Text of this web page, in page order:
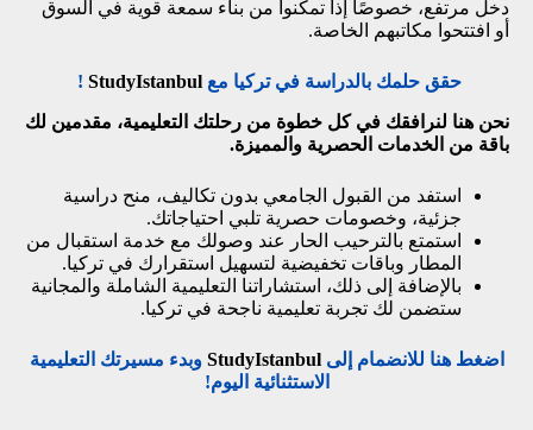
دخل مرتفع، خصوصًا إذا تمكنوا من بناء سمعة قوية في السوق
أو افتتحوا مكاتبهم الخاصة.
حقق حلمك بالدراسة في تركيا معStudyIstanbul
!
نحن هنا لنرافقك في كل خطوة من رحلتك التعليمية، مقدمين لك
باقة من الخدمات الحصرية والمميزة.
استفد من القبول الجامعي بدون تكاليف، منح دراسية
جزئية، وخصومات حصرية تلبي احتياجاتك.
استمتع بالترحيب الحار عند وصولك مع خدمة استقبال من
المطار وباقات تخفيضية لتسهيل استقرارك في تركيا.
بالإضافة إلى ذلك، استشاراتنا التعليمية الشاملة والمجانية
ستضمن لك تجربة تعليمية ناجحة في تركيا.
اضغط هنا للانضمام إلىStudyIstanbul وبدء مسيرتك التعليمية
الاستثنائية اليوم!